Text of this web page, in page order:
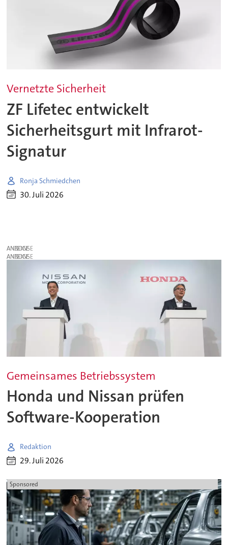
Vernetzte Sicherheit
ZF Lifetec entwickelt
Sicherheitsgurt mit Infrarot-
Signatur
Ronja Schmiedchen
30. Juli 2026
ANZEIGE
ANZEIGE
Gemeinsames Betriebssystem
Honda und Nissan prüfen
Software-Kooperation
Redaktion
29. Juli 2026
Sponsored